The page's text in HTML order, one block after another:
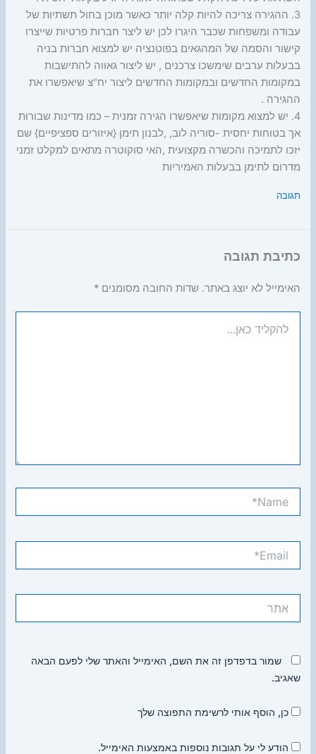
3. ההגירה צריכה להיות קלה יותר כאשר מוכן בחול תשתיות של
עבודה ומשפחות שכבר היגרו לכן יש ליצר חברות פרטיות שייצרו
קישור והסמה של המהגאים בפוטנציה יש למצוא חברות בניה
בבעלות ערבים שימשכו צרכנים , יש ליצור גאווה להתישבות
במקומות החדשים ובמקומות החדשים ליצור יח"צ שיאפשרו את
ההגירה .
4. יש למצוא מקומות שיאפשרו הגירה זמנית – כמו מדינות שבורות
אך בטוחות יחסית -סוריה לוב, ,לבנון תימן {איזורים ספציפיים} שם
יזכו לתמיכה והכשרה מקצועית ,האי סוקוטרה מתאים למקלט זמני
מדרום לתימן בבעלות האמיריות
תגובה
כתיבת תגובה
האימייל לא יוצג באתר. שדות החובה מסומנים*
כאן...
שמור בדפדפן זה את השם, האימייל והאתר שלי לפעם הבאה
שאגיב.
כן, הוסף אותי לרשימת התפוצה שלך
הודע לי על תגובות נוספות באמצעות האימייל.